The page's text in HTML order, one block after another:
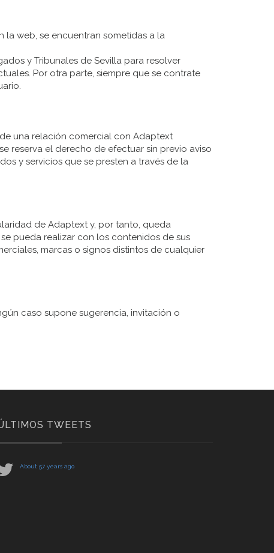
la web, se encuentran sometidas a la
y Tribunales de Sevilla para resolver
Por otra parte, siempre que se contrate
una relación comercial con Adaptext
reserva el derecho de efectuar sin previo aviso
y servicios que se presten a través de la
de Adaptext y, por tanto, queda
pueda realizar con los contenidos de sus
marcas o signos distintos de cualquier
caso supone sugerencia, invitación o
TWEETS
About 57 years ago